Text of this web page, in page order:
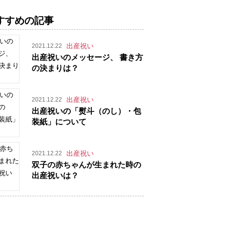
すめの記事
2021.12.22 出産祝い
出産祝いのメッセージ、 書き方
の決まりは？
2021.12.22 出産祝い
出産祝いの「熨斗（のし）・包
装紙」について
2021.12.22 出産祝い
双子の赤ちゃんが生まれた時の
出産祝いは？